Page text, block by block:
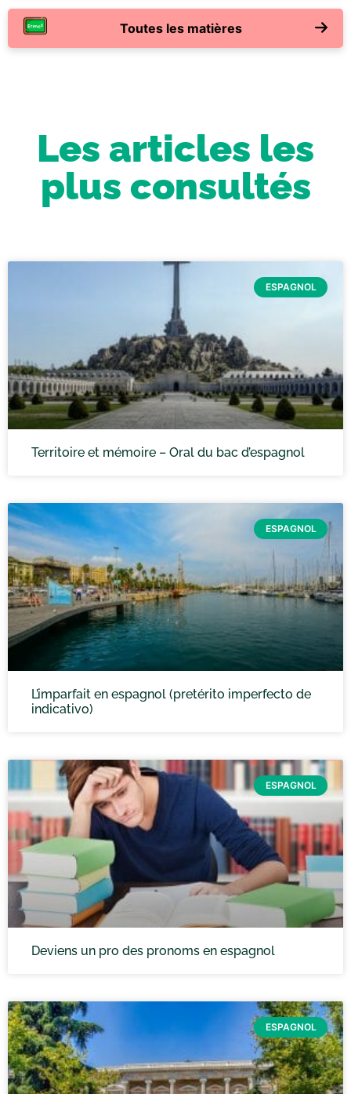
Toutes les matières
Les articles les
plus consultés
ESPAGNOL
Territoire et mémoire – Oral du bac d’espagnol
ESPAGNOL
L’imparfait en espagnol (pretérito imperfecto de
indicativo)
ESPAGNOL
Deviens un pro des pronoms en espagnol
ESPAGNOL